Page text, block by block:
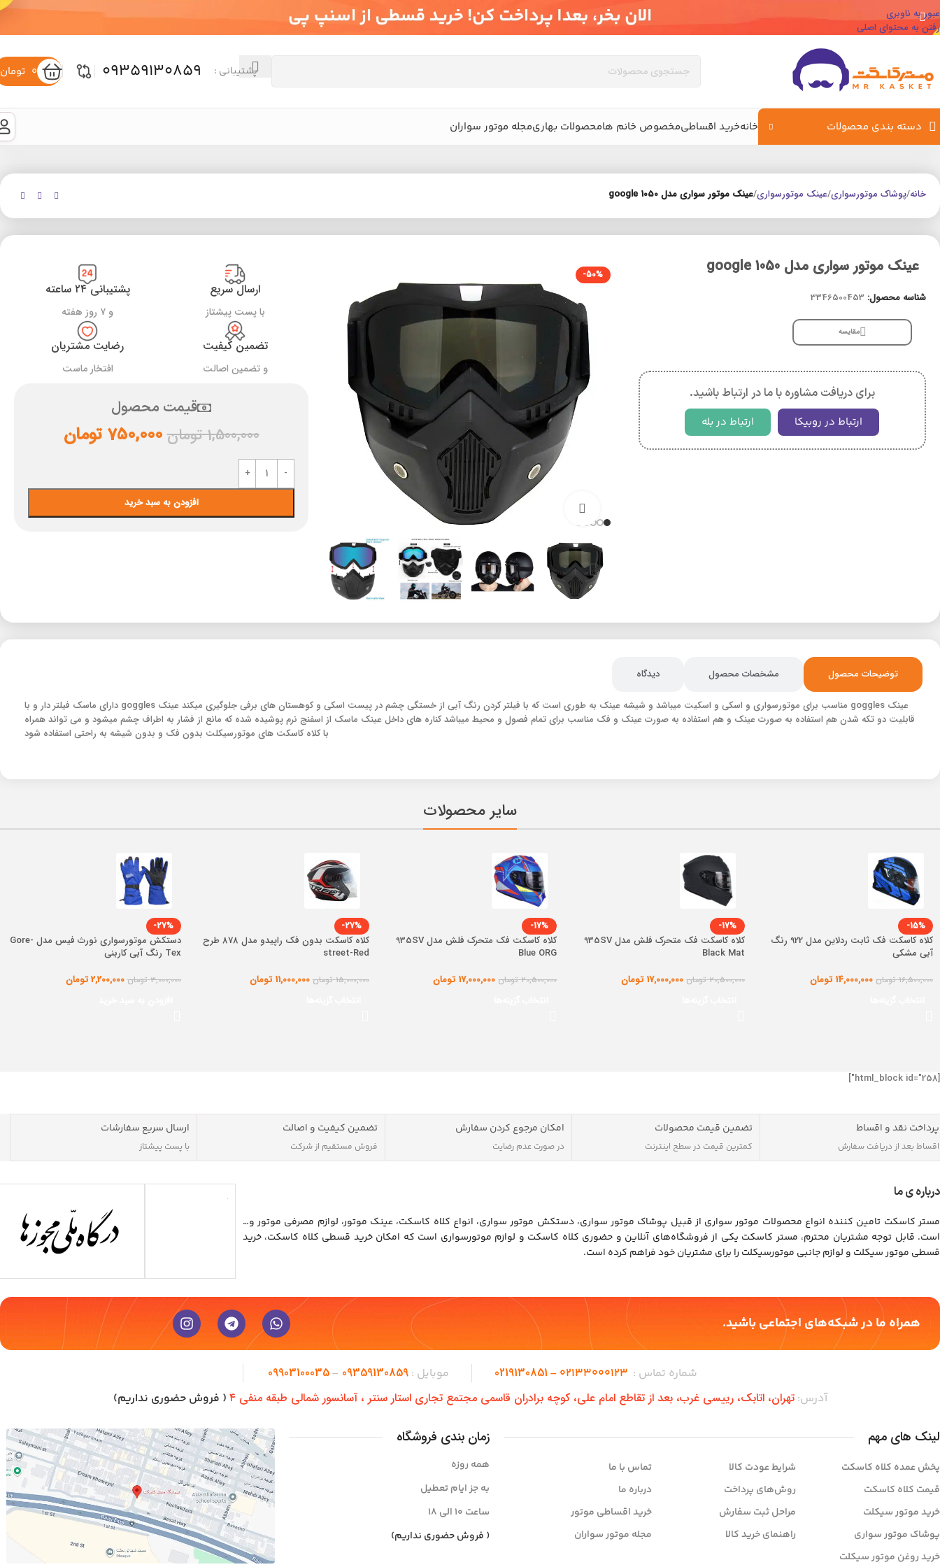
عبور به ناوبری
رفتن به محتوای اصلی
پشتیبانی : 09359130859
0 تومان
دسته بندی محصولات خانهخرید اقساطیمخصوص خانم هامحصولات بهاریمجله موتور سواران
خانه/پوشاک موتورسواری/عینک موتورسواری/عینک موتور سواری مدل google 1050
عینک موتور سواری مدل google 1050
شناسه محصول: 3346500453
مقایسه
برای دریافت مشاوره با ما در ارتباط باشید.
ارتباط در روبیکا ارتباط در بله
-50%
بزرگنمایی تصویر
ارسال سریع
با پست پیشتاز
پشتیبانی ۲۴ ساعته
و ۷ روز هفته
تضمین کیفیت
و تضمین اصالت
رضایت مشتریان
افتخار ماست
قیمت محصول
1,500,000 تومان 750,000 تومان
افزودن به سبد خرید
توضیحات محصول مشخصات محصول دیدگاه
عینک goggles مناسب برای موتورسواری و اسکی و اسکیت میباشد و شیشه عینک به طوری است که با فیلتر کردن رنگ آبی از خستگی چشم در پیست اسکی و کوهستان های برفی جلوگیری میکند عینک goggles دارای ماسک فیلتر دار و با
قابلیت دو تکه شدن هم استفاده به صورت عینک و هم استفاده به صورت عینک و فک مناسب برای تمام فصول و محیط میباشد کناره های داخل عینک ماسک از اسفنج نرم پوشیده شده که مانع از فشار به اطراف چشم میشود و می تواند همراه
با کلاه کاسکت های موتورسیکلت بدون فک و بدون شیشه به راحتی استفاده شود
سایر محصولات
-15%
کلاه کاسکت فک ثابت ردلاین مدل 922 رنگ
آبی مشکی
16,500,000 تومان 14,000,000 تومان
-17%
کلاه کاسکت فک متحرک فلش مدل 935SV
Black Mat
20,500,000 تومان 17,000,000 تومان
-17%
کلاه کاسکت فک متحرک فلش مدل 935SV
Blue ORG
20,500,000 تومان 17,000,000 تومان
-27%
کلاه کاسکت بدون فک راپیدو مدل 878 طرح
street-Red
15,000,000 تومان 11,000,000 تومان
-27%
دستکش موتورسواری نورث فیس مدل Gore-
Tex رنگ آبی کاربنی
3,000,000 تومان 2,200,000تومان
[html_block id="258"]
پرداخت نقد و اقساط
اقساط بعد از دریافت سفارش
تضمین قیمت محصولات
کمترین قیمت در سطح اینترنت
امکان مرجوع کردن سفارش
در صورت عدم رضایت
تضمین کیفیت و اصالت
فروش مستقیم از شرکت
ارسال سریع سفارشات
با پست پیشتاز
درباره ی ما
مستر کاسکت تامین کننده انواع محصولات موتور سواری از قبیل پوشاک موتور سواری، دستکش موتور سواری، انواع کلاه کاسکت، عینک موتور، لوازم مصرفی موتور و…
است. قابل توجه مشتریان محترم، مستر کاسکت یکی از فروشگاه‌های آنلاین و حضوری کلاه کاسکت و لوازم موتورسواری است که امکان خرید قسطی کلاه کاسکت، خرید
قسطی موتور سیکلت و لوازم جانبی موتورسیکلت را برای مشتریان خود فراهم کرده است.
همراه ما در شبکه‌های اجتماعی باشید.
شماره تماس : 02133000123 –
0219130851 موبایل : 09359130859
–
09903100035
آدرس: تهران،‌ اتابک، رییسی غرب، بعد از تقاطع امام علی، کوچه برادران قاسمی مجتمع تجاری استار سنتر ، آسانسور شمالی طبقه منفی ۴ ( فروش حضوری نداریم)
لینک های مهم
پخش عمده کلاه کاسکت
قیمت کلاه کاسکت
خرید موتور سیکلت
پوشاک موتور سواری
خرید روغن موتور سیکلت
شرایط عودت کالا
روش‌های پرداخت
مراحل ثبت سفارش
راهنمای خرید کالا
تماس با ما
درباره ما
خرید اقساطی موتور
مجله موتور سواران
زمان بندی فروشگاه
همه روزه
به جز ایام تعطیل
ساعت ۱۰ الی ۱8
( فروش حضوری نداریم)